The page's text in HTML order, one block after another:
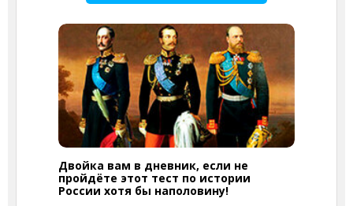
Двойка вам в дневник, если не
пройдёте этот тест по истории
России хотя бы наполовину!